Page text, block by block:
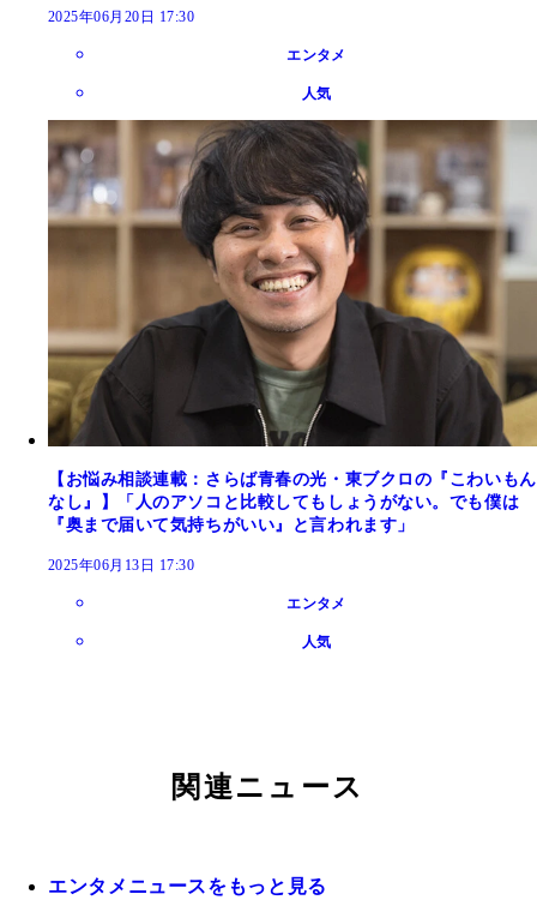
2025年06月20日 17:30
エンタメ
人気
【お悩み相談連載：さらば青春の光・東ブクロの『こわいもん
なし』】「人のアソコと比較してもしょうがない。でも僕は
『奥まで届いて気持ちがいい』と言われます」
2025年06月13日 17:30
エンタメ
人気
関連ニュース
エンタメニュースをもっと見る